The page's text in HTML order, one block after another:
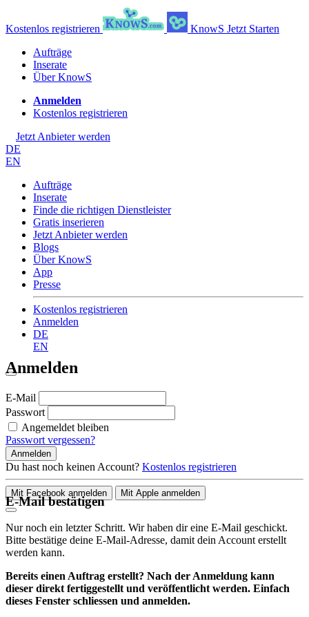
Kostenlos registrieren KnowS Jetzt Starten
Aufträge
Inserate
Über KnowS
Anmelden
Kostenlos registrieren
Jetzt Anbieter werden
DE
EN
Aufträge
Inserate
Finde die richtigen Dienstleister
Gratis inserieren
Jetzt Anbieter werden
Blogs
Über KnowS
App
Presse
Kostenlos registrieren
Anmelden
DE
EN
Anmelden
E-Mail
Passwort
Angemeldet bleiben
Passwort vergessen?
Anmelden
Du hast noch keinen Account? Kostenlos registrieren
Mit Facebook anmelden Mit Apple anmelden
E-Mail bestätigen
Nur noch ein letzter Schritt. Wir haben dir eine E-Mail geschickt.
Bitte bestätige deine E-Mail-Adresse, damit dein Account erstellt
werden kann.
Bereits einen Auftrag erstellt? Nach der Anmeldung kann
dieser direkt fertiggestellt und veröffentlicht werden. Einfach
dieses Fenster schliessen und anmelden.